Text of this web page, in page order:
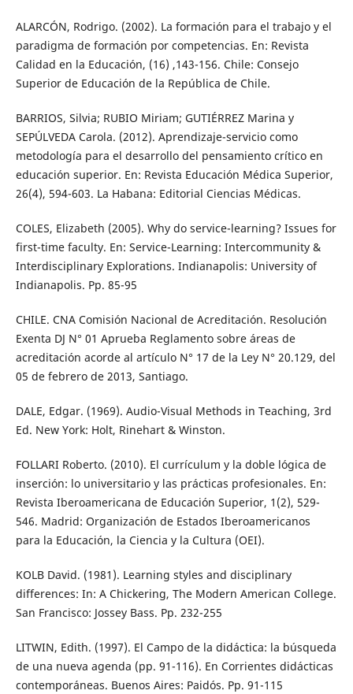
ALARCÓN, Rodrigo. (2002). La formación para el trabajo y el
paradigma de formación por competencias. En: Revista
Calidad en la Educación, (16) ,143-156. Chile: Consejo
Superior de Educación de la República de Chile.
BARRIOS, Silvia; RUBIO Miriam; GUTIÉRREZ Marina y
SEPÚLVEDA Carola. (2012). Aprendizaje-servicio como
metodología para el desarrollo del pensamiento crítico en
educación superior. En: Revista Educación Médica Superior,
26(4), 594-603. La Habana: Editorial Ciencias Médicas.
COLES, Elizabeth (2005). Why do service-learning? Issues for
first-time faculty. En: Service-Learning: Intercommunity &
Interdisciplinary Explorations. Indianapolis: University of
Indianapolis. Pp. 85-95
CHILE. CNA Comisión Nacional de Acreditación. Resolución
Exenta DJ N° 01 Aprueba Reglamento sobre áreas de
acreditación acorde al artículo N° 17 de la Ley N° 20.129, del
05 de febrero de 2013, Santiago.
DALE, Edgar. (1969). Audio-Visual Methods in Teaching, 3rd
Ed. New York: Holt, Rinehart & Winston.
FOLLARI Roberto. (2010). El currículum y la doble lógica de
inserción: lo universitario y las prácticas profesionales. En:
Revista Iberoamericana de Educación Superior, 1(2), 529-
546. Madrid: Organización de Estados Iberoamericanos
para la Educación, la Ciencia y la Cultura (OEI).
KOLB David. (1981). Learning styles and disciplinary
differences: In: A Chickering, The Modern American College.
San Francisco: Jossey Bass. Pp. 232-255
LITWIN, Edith. (1997). El Campo de la didáctica: la búsqueda
de una nueva agenda (pp. 91-116). En Corrientes didácticas
contemporáneas. Buenos Aires: Paidós. Pp. 91-115